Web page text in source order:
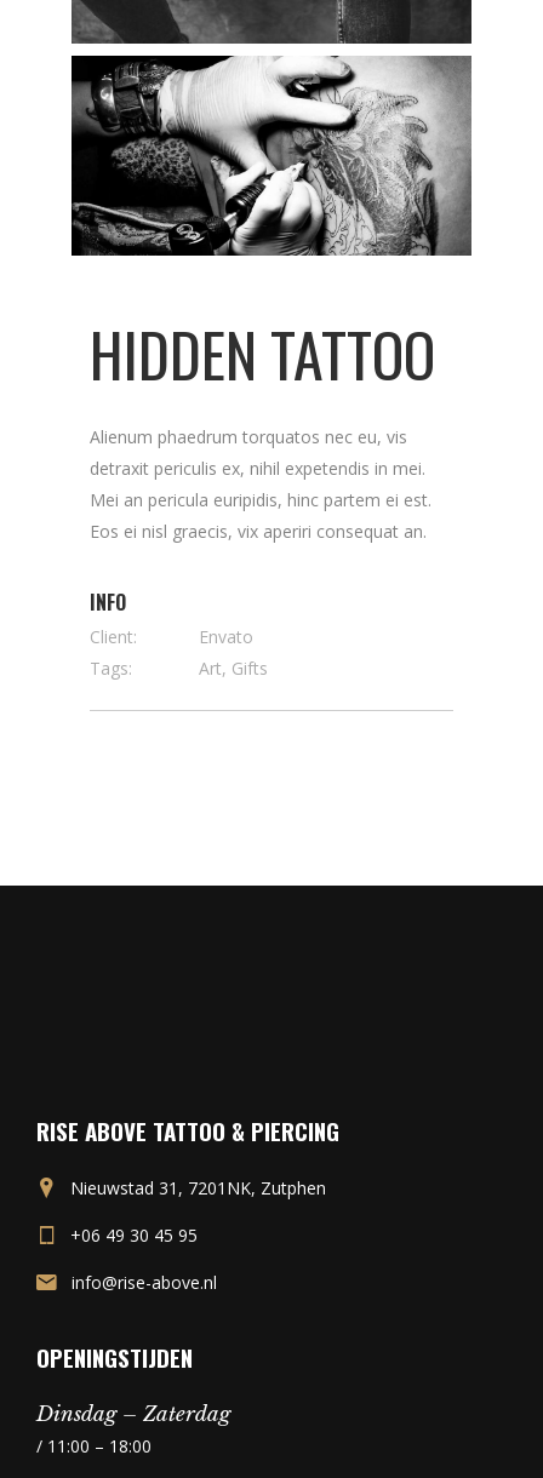
HIDDEN TATTOO
Alienum phaedrum torquatos nec eu, vis
detraxit periculis ex, nihil expetendis in mei.
Mei an pericula euripidis, hinc partem ei est.
Eos ei nisl graecis, vix aperiri consequat an.
INFO
Client:
Envato
Tags:
Art, Gifts
RISE ABOVE TATTOO & PIERCING
Nieuwstad 31, 7201NK, Zutphen
+06 49 30 45 95
info@rise-above.nl
OPENINGSTIJDEN
Dinsdag – Zaterdag
/ 11:00 – 18:00